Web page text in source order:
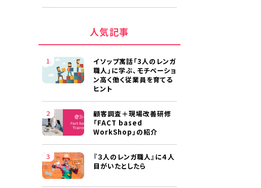
人気記事
イソップ寓話「3人のレンガ
職人」に学ぶ、モチベーショ
ン高く働く従業員を育てる
ヒント
顧客調査＋現場改善研修
「FACT based
WorkShop」の紹介
『３人のレンガ職人』に４人
目がいたとしたら